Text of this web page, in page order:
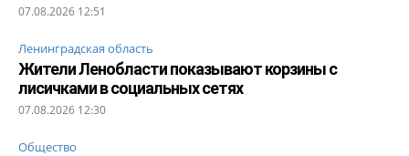
07.08.2026 12:51
Ленинградская область
Жители Ленобласти показывают корзины с
лисичками в социальных сетях
07.08.2026 12:30
Общество